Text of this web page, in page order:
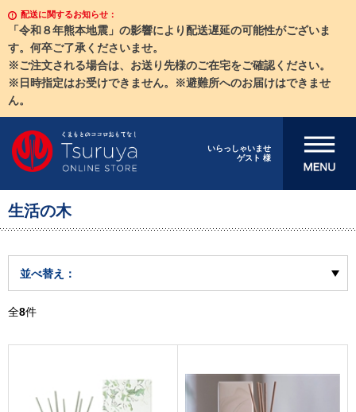
配送に関するお知らせ：
「令和８年熊本地震」の影響により配送遅延の可能性がございま
す。何卒ご了承くださいませ。
※ご注文される場合は、お送り先様のご在宅をご確認ください。
※日時指定はお受けできません。※避難所へのお届けはできませ
ん。
いらっしゃいませ
ゲスト 様
メニューを開
生活の木
並べ替え：
全8件